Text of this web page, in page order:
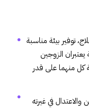
توفير بيئة مناسبة
يعتبران الزوجين
منهما على قدر
في غيرته